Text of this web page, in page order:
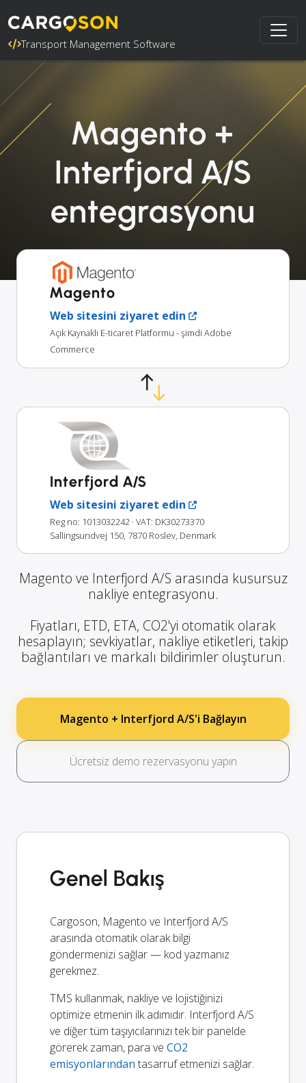
Transport Management Software
Magento +
Interfjord A/S
entegrasyonu
Magento
Web sitesini ziyaret edin
Açık Kaynaklı E-ticaret Platformu - şimdi Adobe
Commerce
Interfjord A/S
Web sitesini ziyaret edin
Reg no: 1013032242 · VAT: DK30273370
Sallingsundvej 150, 7870 Roslev, Denmark
Magento ve Interfjord A/S arasında kusursuz
nakliye entegrasyonu.
Fiyatları, ETD, ETA, CO2'yi otomatik olarak
hesaplayın; sevkiyatlar, nakliye etiketleri, takip
bağlantıları ve markalı bildirimler oluşturun.
Magento + Interfjord A/S'i Bağlayın
Ücretsiz demo rezervasyonu yapın
Genel Bakış
Cargoson, Magento ve Interfjord A/S
arasında otomatik olarak bilgi
göndermenizi sağlar — kod yazmanız
gerekmez.
TMS kullanmak, nakliye ve lojistiğinizi
optimize etmenin ilk adımıdır. Interfjord A/S
ve diğer tüm taşıyıcılarınızı tek bir panelde
görerek zaman, para ve CO2
emisyonlarından tasarruf etmenizi sağlar.